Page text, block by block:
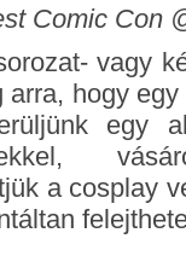
Comic Con
vagy
hogy
egy
a cosplay